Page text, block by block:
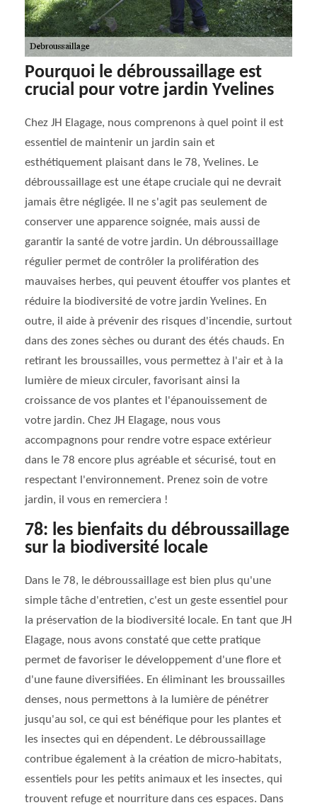
Pourquoi le débroussaillage est
crucial pour votre jardin Yvelines
Chez JH Elagage, nous comprenons à quel point il est
essentiel de maintenir un jardin sain et
esthétiquement plaisant dans le 78, Yvelines. Le
débroussaillage est une étape cruciale qui ne devrait
jamais être négligée. Il ne s'agit pas seulement de
conserver une apparence soignée, mais aussi de
garantir la santé de votre jardin. Un débroussaillage
régulier permet de contrôler la prolifération des
mauvaises herbes, qui peuvent étouffer vos plantes et
réduire la biodiversité de votre jardin Yvelines. En
outre, il aide à prévenir des risques d'incendie, surtout
dans des zones sèches ou durant des étés chauds. En
retirant les broussailles, vous permettez à l'air et à la
lumière de mieux circuler, favorisant ainsi la
croissance de vos plantes et l'épanouissement de
votre jardin. Chez JH Elagage, nous vous
accompagnons pour rendre votre espace extérieur
dans le 78 encore plus agréable et sécurisé, tout en
respectant l'environnement. Prenez soin de votre
jardin, il vous en remerciera !
78: les bienfaits du débroussaillage
sur la biodiversité locale
Dans le 78, le débroussaillage est bien plus qu'une
simple tâche d'entretien, c'est un geste essentiel pour
la préservation de la biodiversité locale. En tant que JH
Elagage, nous avons constaté que cette pratique
permet de favoriser le développement d'une flore et
d'une faune diversifiées. En éliminant les broussailles
denses, nous permettons à la lumière de pénétrer
jusqu'au sol, ce qui est bénéfique pour les plantes et
les insectes qui en dépendent. Le débroussaillage
contribue également à la création de micro-habitats,
essentiels pour les petits animaux et les insectes, qui
trouvent refuge et nourriture dans ces espaces. Dans